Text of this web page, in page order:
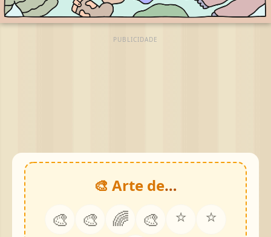
PUBLICIDADE
🎨 Arte de…
🎨 🎨 🌈 🎨 ⭐
⭐